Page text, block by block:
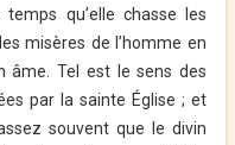
qu’elle chasse les
misères de l’homme en
âme. Tel est le sens des
par la sainte Église ; et
souvent que le divin